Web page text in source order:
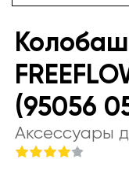
(95056
Аксессуары